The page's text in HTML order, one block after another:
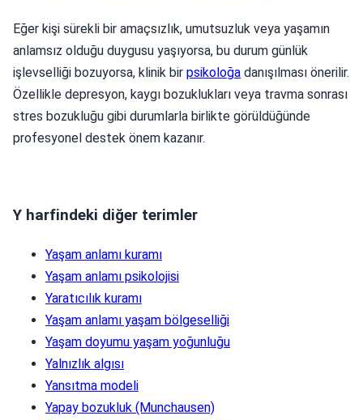
Eğer kişi sürekli bir amaçsızlık, umutsuzluk veya yaşamın
anlamsız olduğu duygusu yaşıyorsa, bu durum günlük
işlevselliği bozuyorsa, klinik bir psikoloğa danışılması önerilir.
Özellikle depresyon, kaygı bozuklukları veya travma sonrası
stres bozukluğu gibi durumlarla birlikte görüldüğünde
profesyonel destek önem kazanır.
Y harfindeki diğer terimler
Yaşam anlamı kuramı
Yaşam anlamı psikolojisi
Yaratıcılık kuramı
Yaşam anlamı yaşam bölgeselliği
Yaşam doyumu yaşam yoğunluğu
Yalnızlık algısı
Yansıtma modeli
Yapay bozukluk (Munchausen)